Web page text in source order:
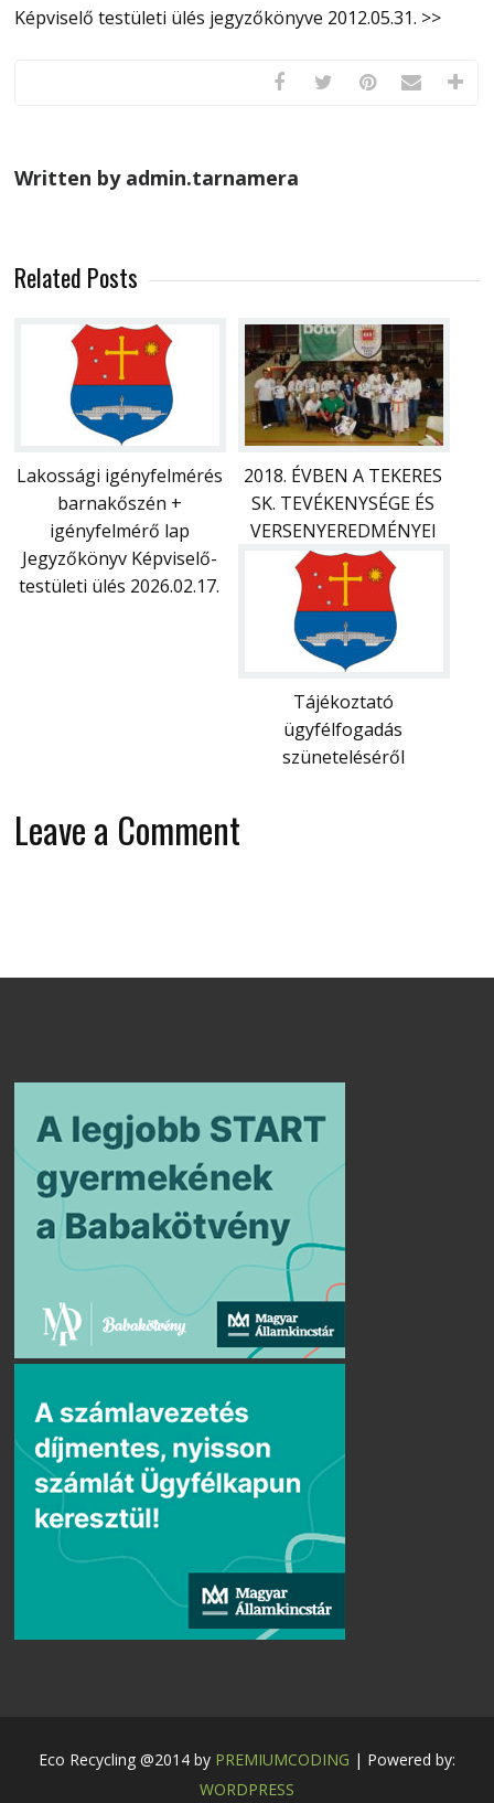
Képviselő testületi ülés jegyzőkönyve 2012.05.31. >>
Written by admin.tarnamera
Related Posts
Lakossági igényfelmérés
barnakőszén +
igényfelmérő lap
2018. ÉVBEN A TEKERES
SK. TEVÉKENYSÉGE ÉS
VERSENYEREDMÉNYEI
Jegyzőkönyv Képviselő-
testületi ülés 2026.02.17.
Tájékoztató
ügyfélfogadás
szüneteléséről
Leave a Comment
Eco Recycling @2014 by PREMIUMCODING | Powered by:
WORDPRESS